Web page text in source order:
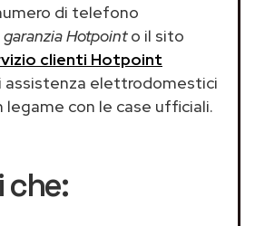
di telefono
garanzia Hotpointo il sito
clienti Hotpoint
assistenza elettrodomestici
legame con le case ufficiali.
che: